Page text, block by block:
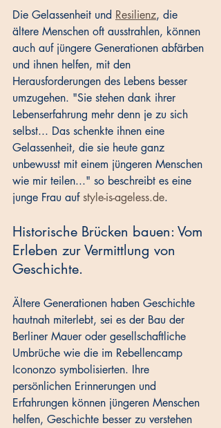
Die Gelassenheit und Resilienz, die
ältere Menschen oft ausstrahlen, können
auch auf jüngere Generationen abfärben
und ihnen helfen, mit den
Herausforderungen des Lebens besser
umzugehen. "Sie stehen dank ihrer
Lebenserfahrung mehr denn je zu sich
selbst... Das schenkte ihnen eine
Gelassenheit, die sie heute ganz
unbewusst mit einem jüngeren Menschen
wie mir teilen..." so beschreibt es eine
junge Frau auf style-is-ageless.de.
Historische Brücken bauen: Vom
Erleben zur Vermittlung von
Geschichte.
Ältere Generationen haben Geschichte
hautnah miterlebt, sei es der Bau der
Berliner Mauer oder gesellschaftliche
Umbrüche wie die im Rebellencamp
Icononzo symbolisierten. Ihre
persönlichen Erinnerungen und
Erfahrungen können jüngeren Menschen
helfen, Geschichte besser zu verstehen